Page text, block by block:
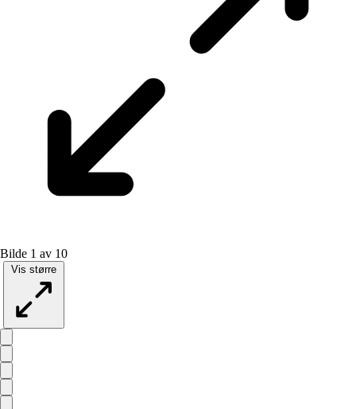
Bilde 1 av 10
Vis større